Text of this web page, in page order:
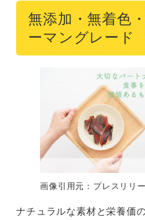
無添加・無着色
ーマングレード
画像引用元：プレスリリ
ナチュラルな素材と栄養価